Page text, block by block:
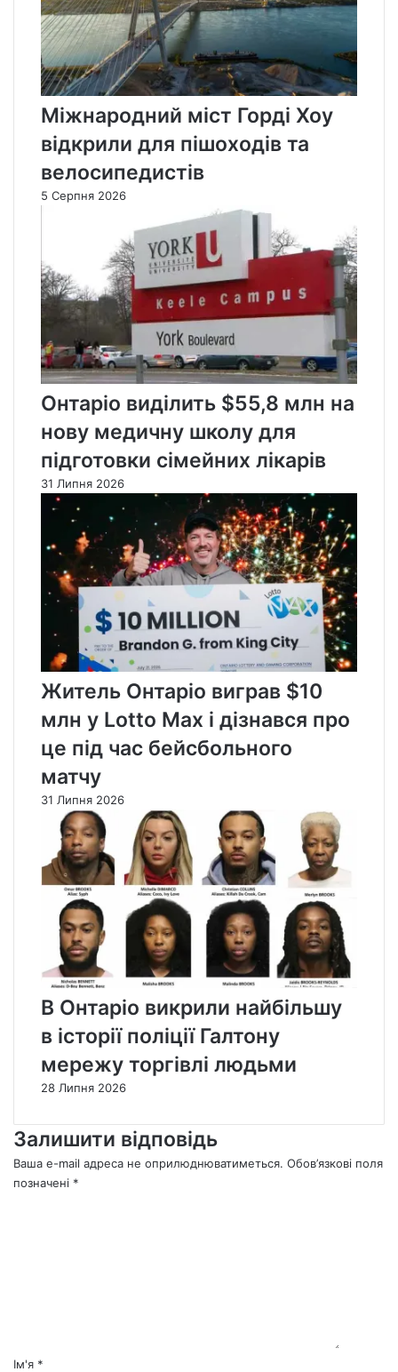
Міжнародний міст Горді Хоу
відкрили для пішоходів та
велосипедистів
5 Серпня 2026
Онтаріо виділить $55,8 млн на
нову медичну школу для
підготовки сімейних лікарів
31 Липня 2026
Житель Онтаріо виграв $10
млн у Lotto Max і дізнався про
це під час бейсбольного
матчу
31 Липня 2026
В Онтаріо викрили найбільшу
в історії поліції Галтону
мережу торгівлі людьми
28 Липня 2026
Залишити відповідь
Ваша e-mail адреса не оприлюднюватиметься. Обов’язкові поля
позначені *
*Ім'я *